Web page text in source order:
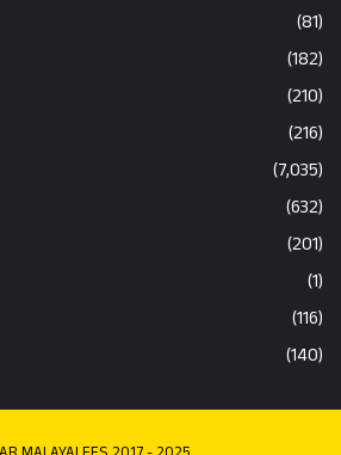
(81)
(182)
(210)
(216)
(7,035)
(632)
(201)
(1)
(116)
(140)